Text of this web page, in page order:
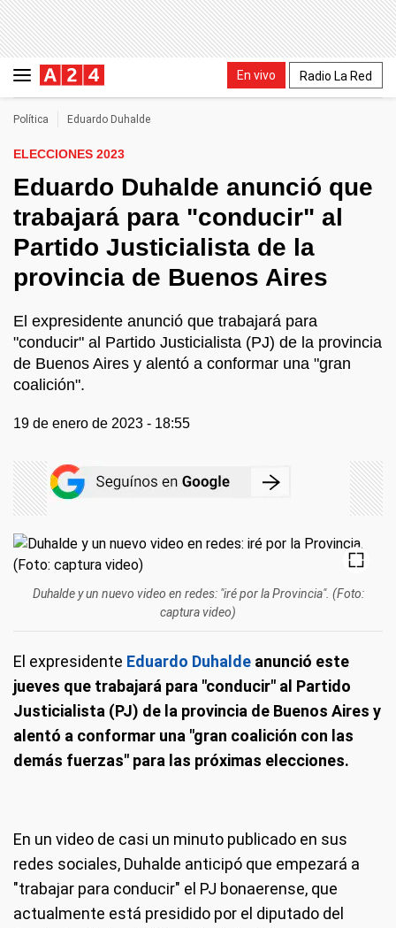
En vivo Radio La Red
Política Eduardo Duhalde
ELECCIONES 2023
Eduardo Duhalde anunció que
trabajará para "conducir" al
Partido Justicialista de la
provincia de Buenos Aires
El expresidente anunció que trabajará para
"conducir" al Partido Justicialista (PJ) de la provincia
de Buenos Aires y alentó a conformar una "gran
coalición".
19 de enero de 2023 - 18:55
Duhalde y un nuevo video en redes: "iré por la Provincia". (Foto:
captura video)
El expresidente Eduardo Duhalde anunció este
jueves que trabajará para "conducir" al Partido
Justicialista (PJ) de la provincia de Buenos Aires y
alentó a conformar una "gran coalición con las
demás fuerzas" para las próximas elecciones.
En un video de casi un minuto publicado en sus
redes sociales, Duhalde anticipó que empezará a
"trabajar para conducir" el PJ bonaerense, que
actualmente está presidido por el diputado del